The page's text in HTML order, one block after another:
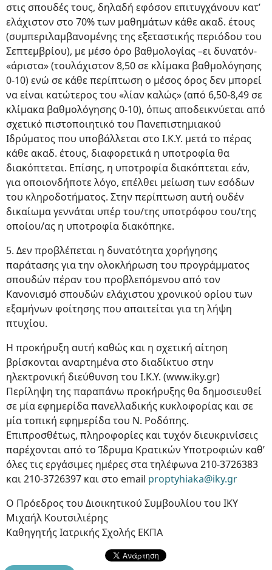
στις σπουδές τους, δηλαδή εφόσον επιτυγχάνουν κατ’
ελάχιστον στο 70% των μαθημάτων κάθε ακαδ. έτους
(συμπεριλαμβανομένης της εξεταστικής περιόδου του
Σεπτεμβρίου), με μέσο όρο βαθμολογίας –ει δυνατόν-
«άριστα» (τουλάχιστον 8,50 σε κλίμακα βαθμολόγησης
0-10) ενώ σε κάθε περίπτωση ο μέσος όρος δεν μπορεί
να είναι κατώτερος του «λίαν καλώς» (από 6,50-8,49 σε
κλίμακα βαθμολόγησης 0-10), όπως αποδεικνύεται από
σχετικό πιστοποιητικό του Πανεπιστημιακού
Ιδρύματος που υποβάλλεται στο Ι.Κ.Υ. μετά το πέρας
κάθε ακαδ. έτους, διαφορετικά η υποτροφία θα
διακόπτεται. Επίσης, η υποτροφία διακόπτεται εάν,
για οποιονδήποτε λόγο, επέλθει μείωση των εσόδων
του κληροδοτήματος. Στην περίπτωση αυτή ουδέν
δικαίωμα γεννάται υπέρ του/της υποτρόφου του/της
οποίου/ας η υποτροφία διακόπηκε.
5. Δεν προβλέπεται η δυνατότητα χορήγησης
παράτασης για την ολοκλήρωση του προγράμματος
σπουδών πέραν του προβλεπόμενου από τον
Κανονισμό σπουδών ελάχιστου χρονικού ορίου των
εξαμήνων φοίτησης που απαιτείται για τη λήψη
πτυχίου.
Η προκήρυξη αυτή καθώς και η σχετική αίτηση
βρίσκονται αναρτημένα στο διαδίκτυο στην
ηλεκτρονική διεύθυνση του Ι.Κ.Υ. (www.iky.gr)
Περίληψη της παραπάνω προκήρυξης θα δημοσιευθεί
σε μία εφημερίδα πανελλαδικής κυκλοφορίας και σε
μία τοπική εφημερίδα του Ν. Ροδόπης.
Επιπροσθέτως, πληροφορίες και τυχόν διευκρινίσεις
παρέχονται από το Ίδρυμα Κρατικών Υποτροφιών καθ’
όλες τις εργάσιμες ημέρες στα τηλέφωνα 210-3726383
και 210-3726397 και στο email proptyhiaka@iky.gr
Ο Πρόεδρος του Διοικητικού Συμβουλίου του ΙΚΥ
Μιχαήλ Κουτσιλιέρης
Καθηγητής Ιατρικής Σχολής ΕΚΠΑ